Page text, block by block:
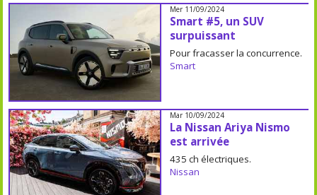
Mer 11/09/2024
Smart #5, un SUV
surpuissant
Pour fracasser la concurrence.
Smart
Mar 10/09/2024
La Nissan Ariya Nismo
est arrivée
435 ch électriques.
Nissan